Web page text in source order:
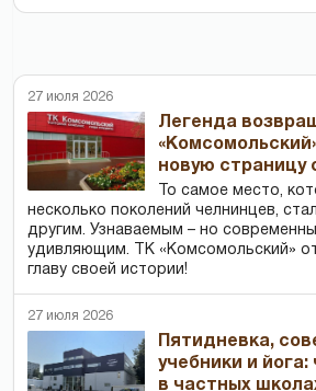
27 июля 2026
Легенда
новую страницу
То самое место,
несколько поколений челнинцев,
другим. Узнаваемым – но
удивляющим. ТК «Комсомольский»
главу своей истории!
27 июля 2026
Пятидневка,
учебники и йога:
в частных